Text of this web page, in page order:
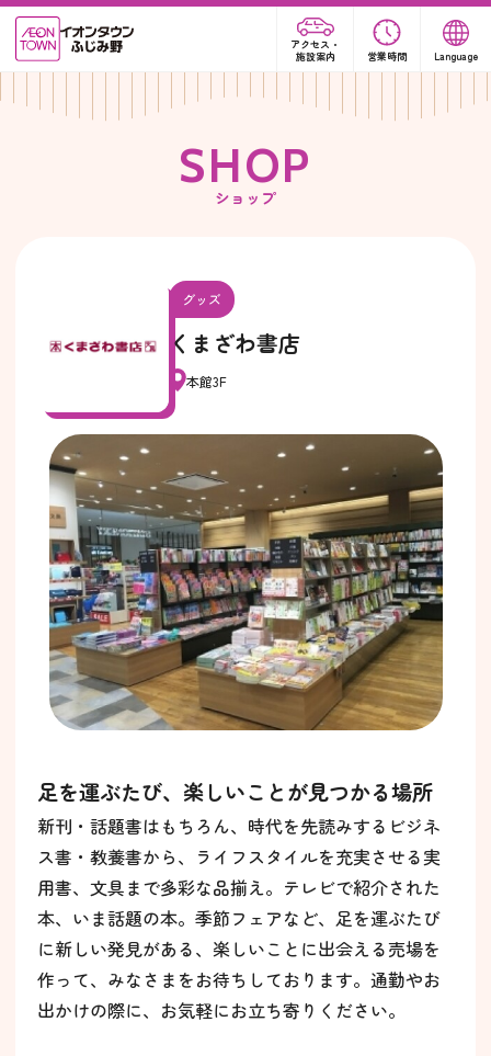
アクセス・
施設案内
営業時間 Language
SHOP
ショップ
グッズ
くまざわ書店
本館3F
足を運ぶたび、楽しいことが見つかる場所
新刊・話題書はもちろん、時代を先読みするビジネ
ス書・教養書から、ライフスタイルを充実させる実
用書、文具まで多彩な品揃え。テレビで紹介された
本、いま話題の本。季節フェアなど、足を運ぶたび
に新しい発見がある、楽しいことに出会える売場を
作って、みなさまをお待ちしております。通勤やお
出かけの際に、お気軽にお立ち寄りください。